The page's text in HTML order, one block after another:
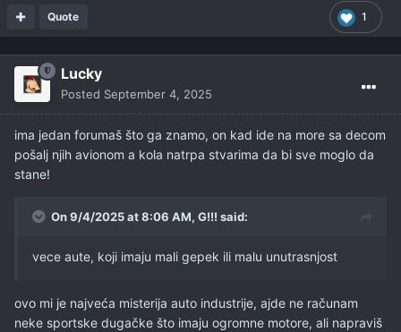
1
Quote
Lucky
Posted September 4, 2025
ima jedan forumaš što ga znamo, on kad ide na more sa decom
pošalj njih avionom a kola natrpa stvarima da bi sve moglo da
stane!
On 9/4/2025 at 8:06 AM, G!!! said:
vece aute, koji imaju mali gepek ili malu unutrasnjost
ovo mi je najveća misterija auto industrije, ajde ne računam
neke sportske dugačke što imaju ogromne motore, ali napraviš